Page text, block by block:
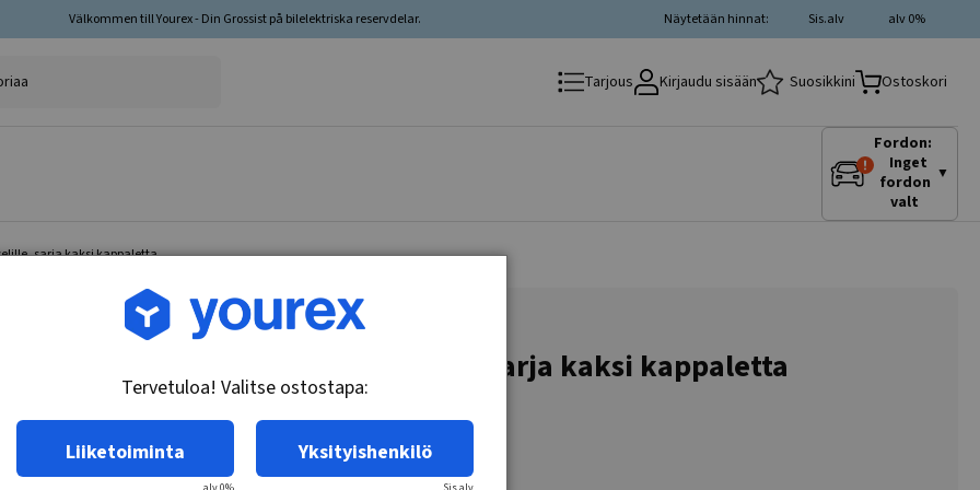
Välkommen till Yourex - Din Grossist på bilelektriska reservdelar. alv 0%
Sis.alv
Näytetään hinnat:
Tarjous Kirjaudu sisään Suosikkini Ostoskori
Fordon:
Inget
fordon
valt
▼
sarja kaksi kappaletta
Tuotenro.: 35-202-3172
Jarrulevy taka-akselille, sarja kaksi kappaletta
Tervetuloa! Valitse ostostapa:
Liiketoiminta Yksityishenkilö